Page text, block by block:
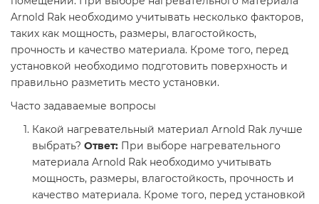
Arnold Rak необходимо учитывать несколько факторов,
таких как мощность, размеры, влагостойкость,
прочность и качество материала. Кроме того, перед
установкой необходимо подготовить поверхность и
правильно разметить место установки.
Часто задаваемые вопросы
Какой нагревательный материал Arnold Rak лучше
выбрать? Ответ: При выборе нагревательного
материала Arnold Rak необходимо учитывать
мощность, размеры, влагостойкость, прочность и
качество материала. Кроме того, перед установкой